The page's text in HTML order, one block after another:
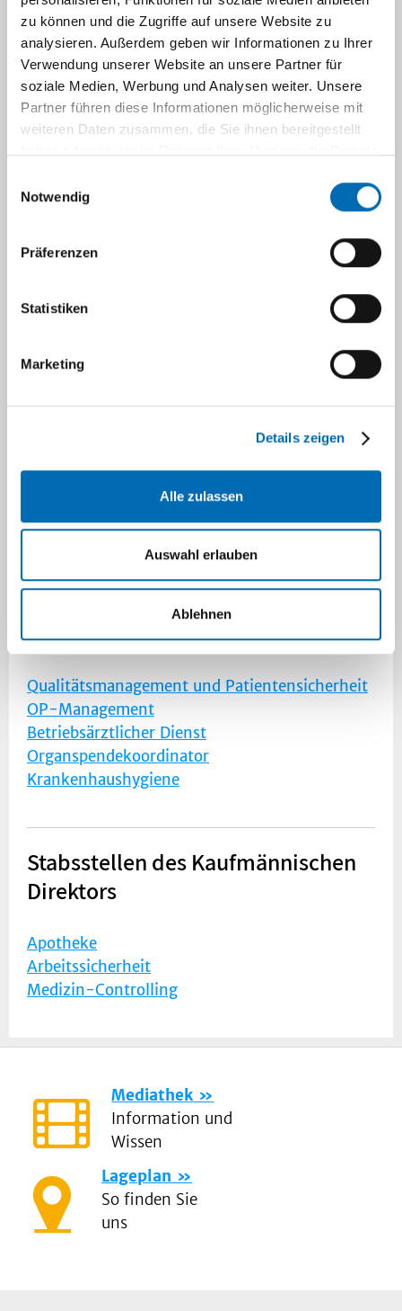
zu können und die Zugriffe auf unsere Website zu
analysieren. Außerdem geben wir Informationen zu Ihrer
Verwendung unserer Website an unsere Partner für
soziale Medien, Werbung und Analysen weiter. Unsere
Partner führen diese Informationen möglicherweise mit
weiteren Daten zusammen, die Sie ihnen bereitgestellt
Notwendig
Präferenzen
Statistiken
Marketing
Details zeigen
Alle zulassen
Auswahl erlauben
Ablehnen
Stabsstellen am UKD
des Kaufmännischen Direktors. Auf den
folgenden Seiten finden Sie alle Kontakte
Stabsstellen des Vorstandes
Geschäftsstelle Vorstand
Gesundheits- und Betrieblicher Datenschutz
Informationssicherheit
Recht und Compliance
Unternehmensentwicklung
Unternehmenskommunikation
Stabsstellen des Ärztlichen
Direktors
Qualitätsmanagement und Patientensicherheit
OP-Management
Betriebsärztlicher Dienst
Organspendekoordinator
Krankenhaushygiene
Stabsstellen des Kaufmännischen
Direktors
Apotheke
Arbeitssicherheit
Medizin-Controlling
Mediathek
Information und
Wissen
Lageplan
So finden Sie
uns